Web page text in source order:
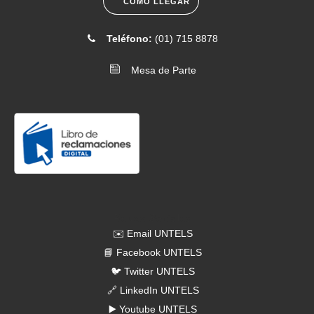
sesión de Asamblea Universitaria 25 de junio
universitario
Teléfono: (01) 715 8878
Mesa de Parte
✉️ Email UNTELS
📘 Facebook UNTELS
🐦 Twitter UNTELS
🔗 LinkedIn UNTELS
▶️ Youtube UNTELS